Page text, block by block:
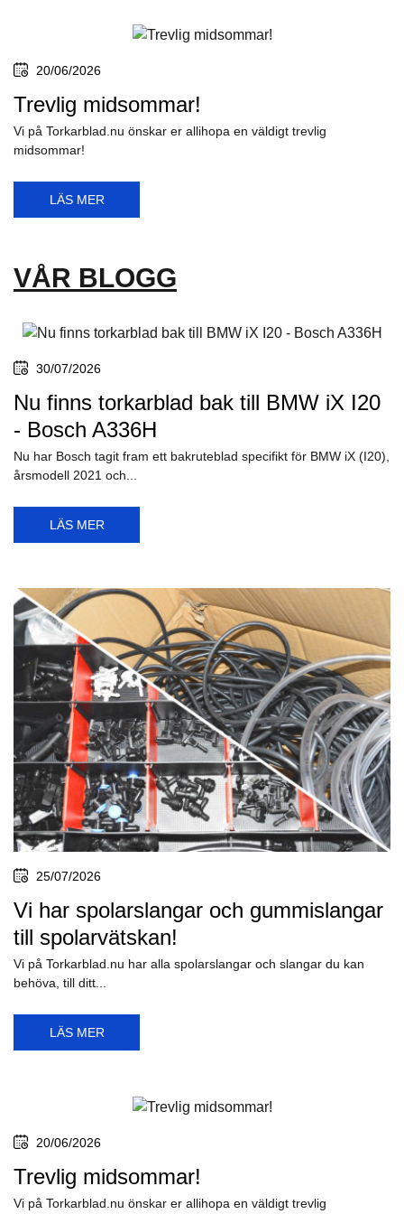
20/06/2026
Trevlig midsommar!
Vi på Torkarblad.nu önskar er allihopa en väldigt trevlig
midsommar!
LÄS MER
VÅR BLOGG
30/07/2026
Nu finns torkarblad bak till BMW iX I20
- Bosch A336H
Nu har Bosch tagit fram ett bakruteblad specifikt för BMW iX (I20),
årsmodell 2021 och...
LÄS MER
25/07/2026
Vi har spolarslangar och gummislangar
till spolarvätskan!
Vi på Torkarblad.nu har alla spolarslangar och slangar du kan
behöva, till ditt...
LÄS MER
20/06/2026
Trevlig midsommar!
Vi på Torkarblad.nu önskar er allihopa en väldigt trevlig